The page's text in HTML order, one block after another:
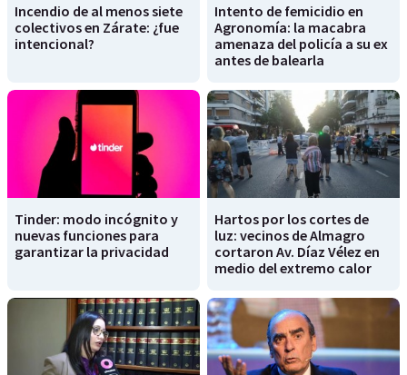
Incendio de al menos siete
colectivos en Zárate: ¿fue
intencional?
Intento de femicidio en
Agronomía: la macabra
amenaza del policía a su ex
antes de balearla
Tinder: modo incógnito y
nuevas funciones para
garantizar la privacidad
Hartos por los cortes de
luz: vecinos de Almagro
cortaron Av. Díaz Vélez en
medio del extremo calor